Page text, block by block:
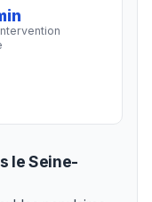
le Seine-